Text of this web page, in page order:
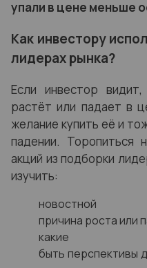
упали в цене меньше
Как инвестору
лидерах рынка?
Если инвестор
растёт или падает в
желание купить её и
падении. Торопиться
акций из подборки
изучить:
причина роста или
быть перспективы